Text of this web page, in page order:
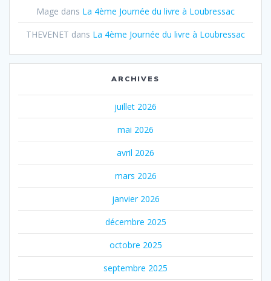
Mage dans La 4ème Journée du livre à Loubressac
THEVENET dans La 4ème Journée du livre à Loubressac
ARCHIVES
juillet 2026
mai 2026
avril 2026
mars 2026
janvier 2026
décembre 2025
octobre 2025
septembre 2025